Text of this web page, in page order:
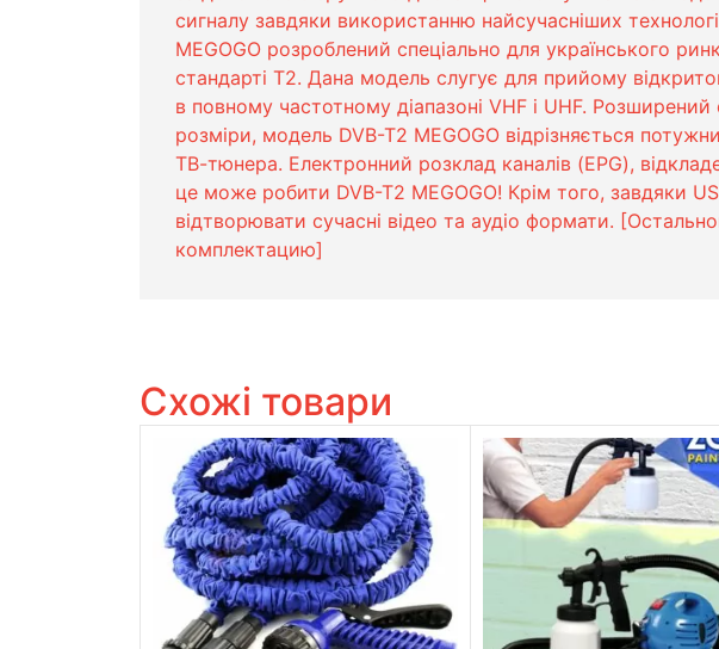
сигналу завдяки використанню найсучасніших
MEGOGO розроблений спеціально для українського
стандарті Т2. Дана модель слугує для прийому
в повному частотному діапазоні VHF і UHF.
розміри, модель DVB-T2 MEGOGO відрізняється
ТВ-тюнера. Електронний розклад каналів (EPG),
це може робити DVB-T2 MEGOGO! Крім того, завдяки
відтворювати сучасні відео та аудіо формати.
комплектацию]
Схожі товари